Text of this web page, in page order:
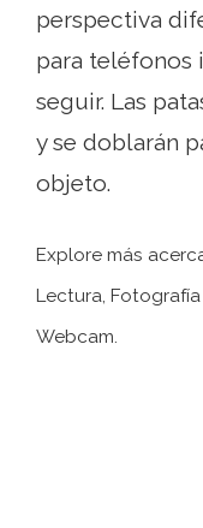
perspectiva
para teléfonos
seguir. Las
y se doblarán
objeto.
Explore más
Lectura,
Webcam.